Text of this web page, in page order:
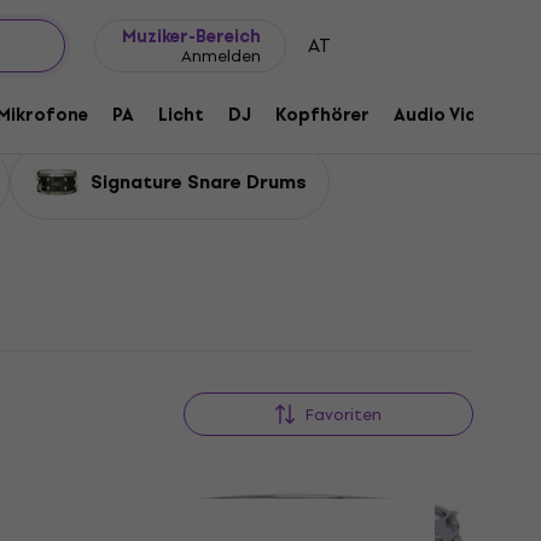
Muziker-Bereich
Anmelden AT
PA Licht DJ Kopfhörer Audio Video
Signature Snare Drums
Favoriten